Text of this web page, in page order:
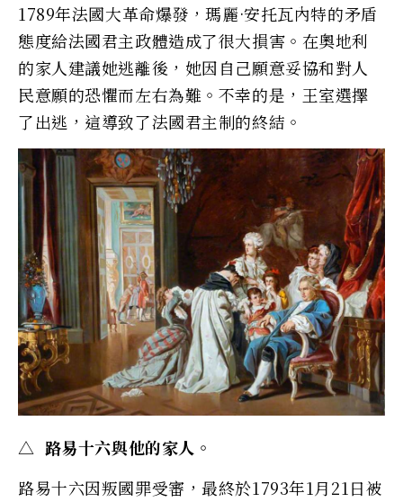
1789年法國大革命爆發，瑪麗·安托瓦內特的矛盾
態度給法國君主政體造成了很大損害。在奧地利
的家人建議她逃離後，她因自己願意妥協和對人
民意願的恐懼而左右為難。不幸的是，王室選擇
了出逃，這導致了法國君主制的終結。
△ 路易十六與他的家人。
路易十六因叛國罪受審，最終於1793年1月21日被